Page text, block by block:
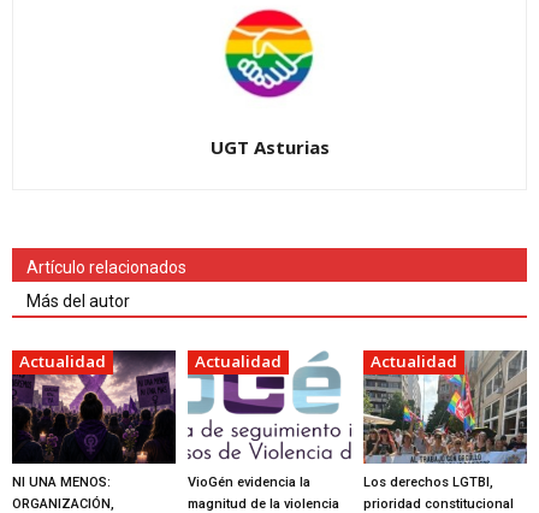
UGT Asturias
Artículo relacionados
Más del autor
Actualidad
NI UNA MENOS:
ORGANIZACIÓN,
Actualidad
VioGén evidencia la
magnitud de la violencia
Actualidad
Los derechos LGTBI,
prioridad constitucional